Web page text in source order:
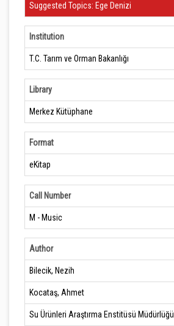
Clear Filter
Suggested Topics: Ege Denizi
Institution
T.C. Tarım ve Orman Bakanlığı
Library
Merkez Kütüphane
Format
eKitap
Call Number
M - Music
Author
Bilecik, Nezih
Kocataş, Ahmet
Su Ürünleri Araştırma Enstitüsü Müdürlüğü